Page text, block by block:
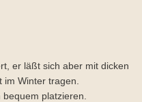
er läßt sich aber mit dicken
Winter tragen.
platzieren.